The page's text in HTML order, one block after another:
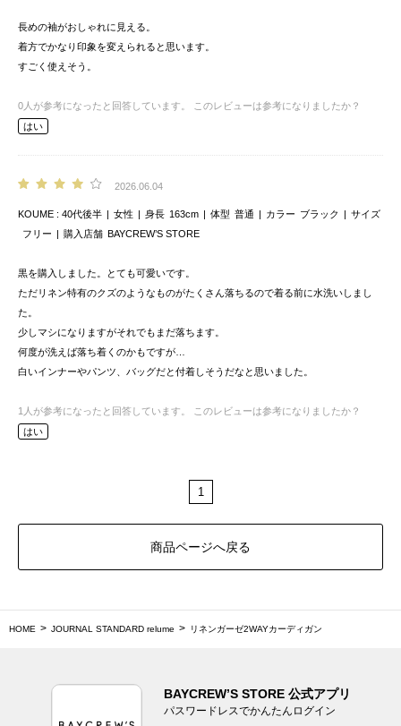
長めの袖がおしゃれに見える。
着方でかなり印象を変えられると思います。
すごく使えそう。
0 人が参考になったと回答しています。
このレビューは参考になりましたか？
はい
2026.06.04
KOUME 40代後半 女性 身長 163cm 体型 普通 カラー ブラック
サイズ
フリー
購入店舗 BAYCREW’S STORE
黒を購入しました。とても可愛いです。
ただリネン特有のクズのようなものがたくさん落ちるので着る前に水洗いしまし
た。
少しマシになりますがそれでもまだ落ちます。
何度が洗えば落ち着くのかもですが…
白いインナーやパンツ、バッグだと付着しそうだなと思いました。
1 人が参考になったと回答しています。
このレビューは参考になりましたか？
はい
1
商品ページへ戻る
HOME JOURNAL STANDARD relume リネンガーゼ2WAYカーディガン
BAYCREW’S STORE 公式アプリ
パスワードレスでかんたんログイン